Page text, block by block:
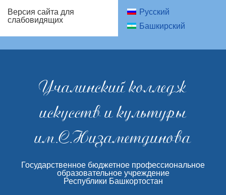
Версия сайта для
слабовидящих
Русский
Башкирский
Учалинский колледж
искусств и культуры
им.С.Низаметдинова
Государственное бюджетное профессиональное
образовательное учреждение
Республики Башкортостан